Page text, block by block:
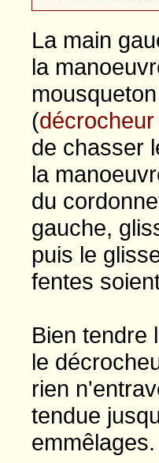
La main
la
(
de chasser
la
du
gauche,
puis le
fentes
Bien tendre
le
rien
tendue
emmêlages.